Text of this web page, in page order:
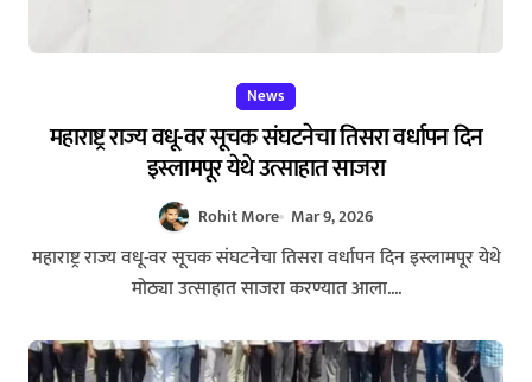
News
महाराष्ट्र राज्य वधू-वर सूचक संघटनेचा तिसरा वर्धापन दिन
इस्लामपूर येथे उत्साहात साजरा
Rohit More Mar 9, 2026
महाराष्ट्र राज्य वधू-वर सूचक संघटनेचा तिसरा वर्धापन दिन इस्लामपूर येथे
मोठ्या उत्साहात साजरा करण्यात आला....